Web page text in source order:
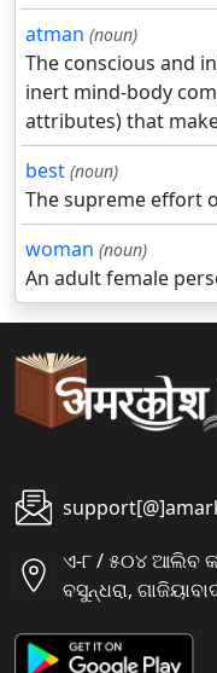
atman (noun)
The conscious and
inert mind-body
attributes) that
best (noun)
The supreme effort
woman (noun)
An adult female
ଏ-୮ / ୫୦୪ ଆଲିବ
ବସୁନ୍ଧରା,